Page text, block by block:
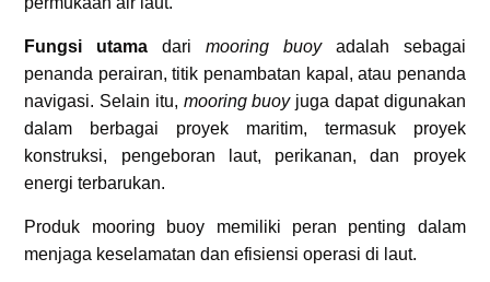
Fungsi utama darimooring buoyadalah sebagai
penanda perairan, titik penambatan kapal, atau penanda
navigasi. Selain itu, mooring buoyjuga dapat digunakan
dalam berbagai proyek maritim, termasuk proyek
konstruksi, pengeboran laut, perikanan, dan proyek
energi terbarukan.
Produk mooring buoy memiliki peran penting dalam
menjaga keselamatan dan efisiensi operasi di laut.